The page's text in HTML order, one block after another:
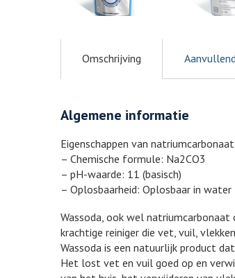
Omschrijving
Algemene informatie
Eigenschappen van
– Chemische formule: Na2CO3
– pH-waarde: 11 (basisch)
– Oplosbaarheid: Oplosbaar in water
Wassoda, ook wel
krachtige reiniger die vet, vuil,
Wassoda is een natuurlijk product
Het lost vet en vuil goed op en